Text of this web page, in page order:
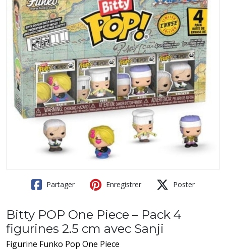
Partager Enregistrer Poster
Bitty POP One Piece – Pack 4
figurines 2.5 cm avec Sanji
Figurine Funko Pop One Piece